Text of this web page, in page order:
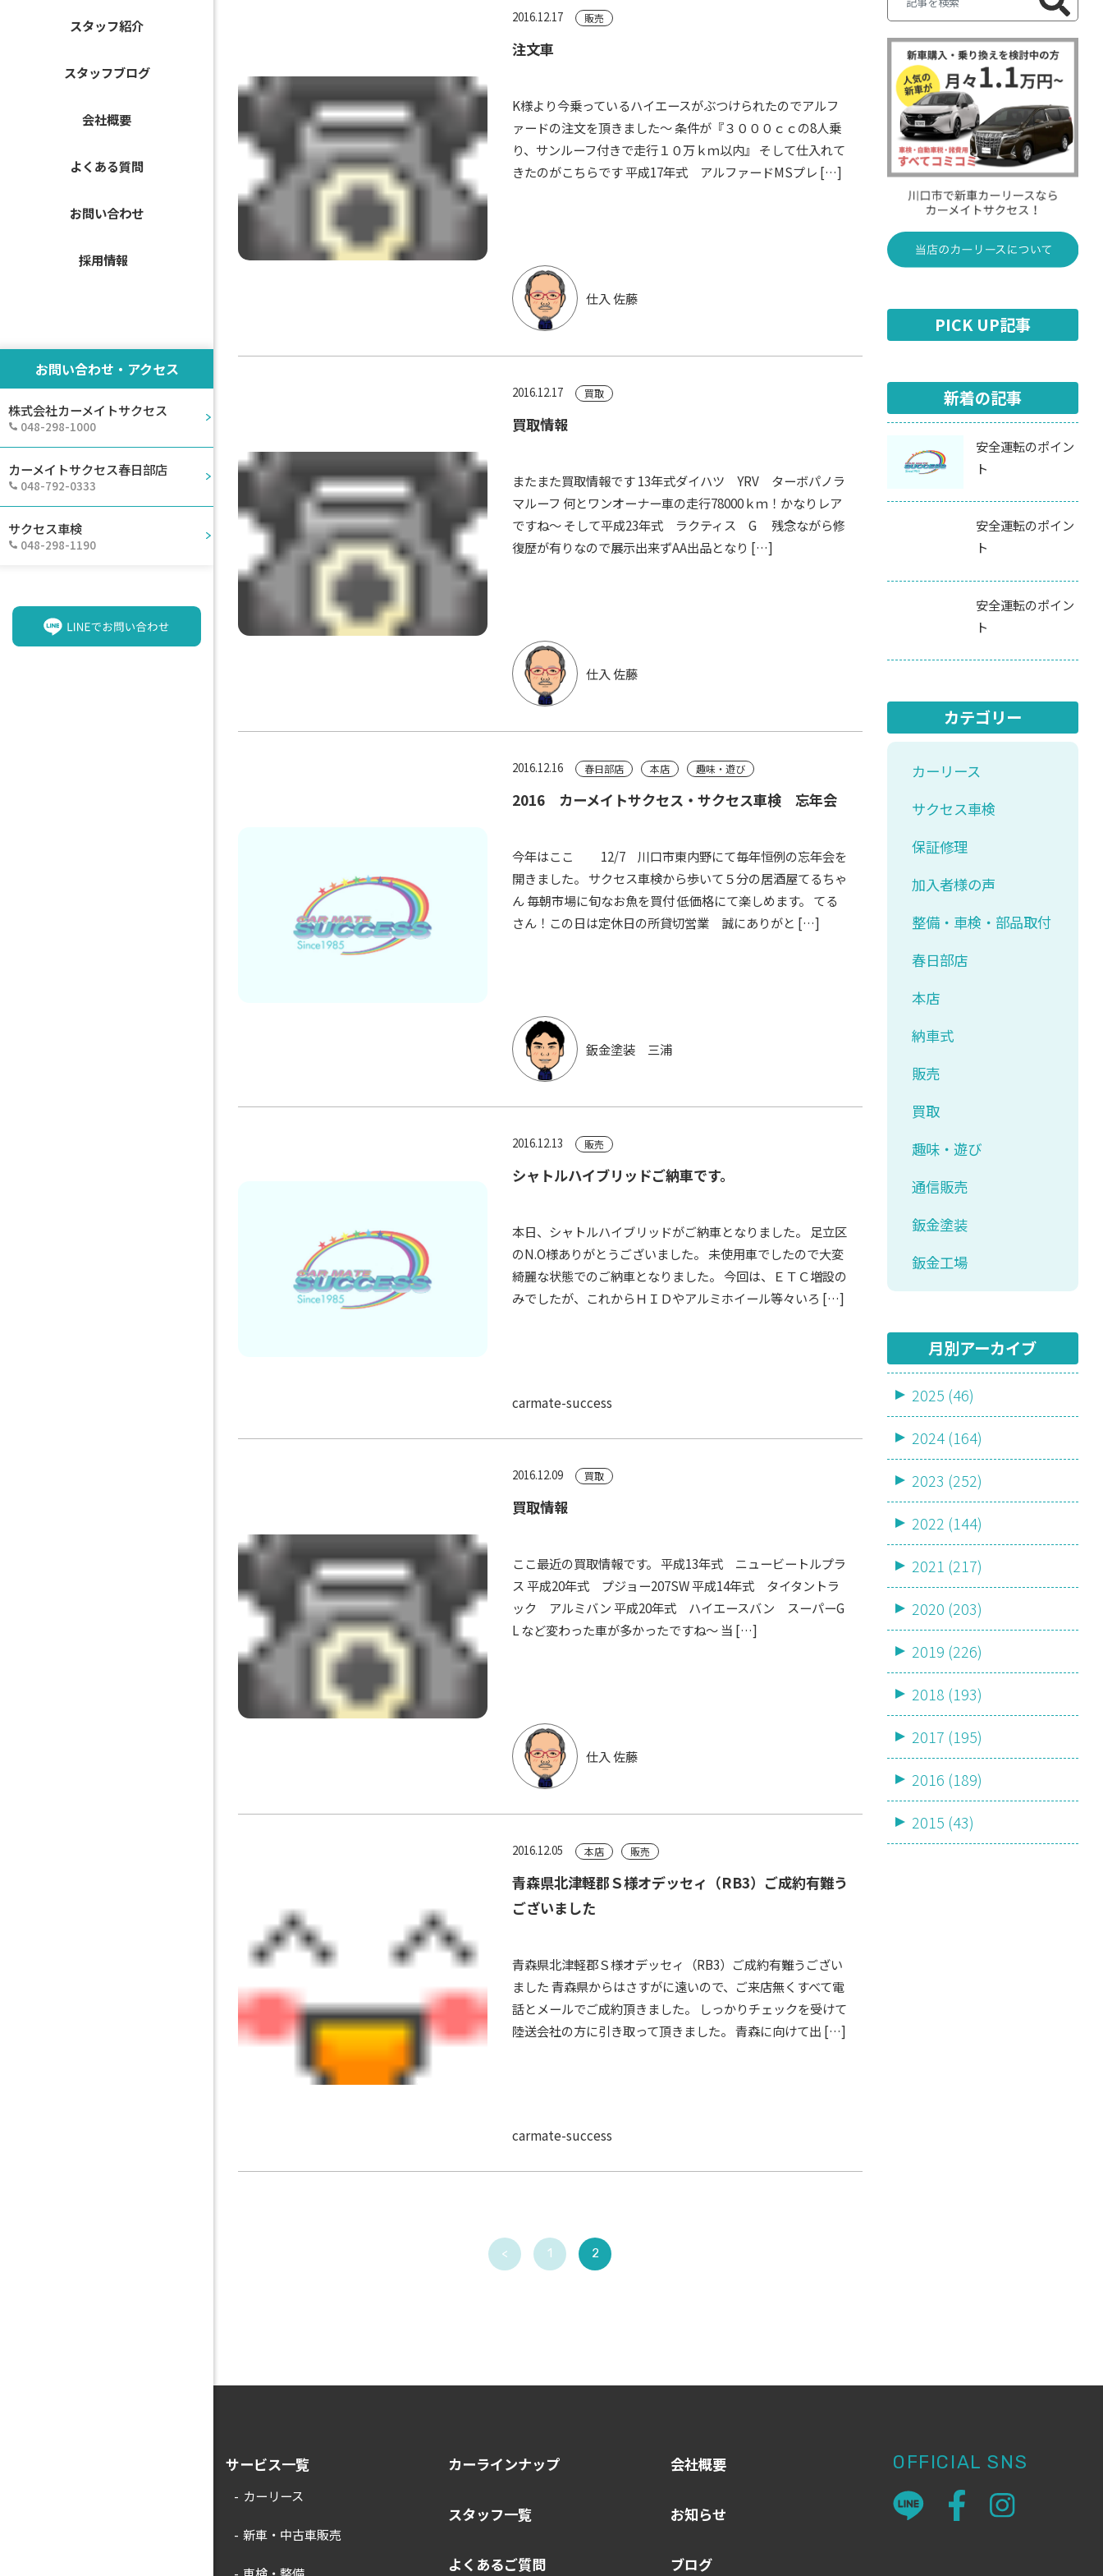
スタッフ紹介
スタッフブログ
会社概要
よくある質問
お問い合わせ
採用情報
お問い合わせ・アクセス
株式会社カーメイトサクセス
048-298-1000
カーメイトサクセス春日部店
048-792-0333
サクセス車検
048-298-1190
2016.12.17 販売
注文車
K様より今乗っているハイエースがぶつけられたのでアルフ
ァードの注文を頂きました～ 条件が『３０００ｃｃの8人乗
り、サンルーフ付きで走行１０万ｋｍ以内』 そして仕入れて
きたのがこちらです 平成17年式 アルファードMSプレ […]
仕入 佐藤
2016.12.17 買取
買取情報
またまた買取情報です 13年式ダイハツ YRV ターボパノラ
マルーフ 何とワンオーナー車の走行78000ｋｍ！かなりレア
ですね～ そして平成23年式 ラクティス G 残念ながら修
復歴が有りなので展示出来ずAA出品となり […]
仕入 佐藤
2016.12.16 春日部店 本店 趣味・遊び
2016 カーメイトサクセス・サクセス車検 忘年会
今年はここ 12/7 川口市東内野にて毎年恒例の忘年会を
開きました。 サクセス車検から歩いて５分の居酒屋てるちゃ
ん 毎朝市場に旬なお魚を買付 低価格にて楽しめます。 てる
さん！この日は定休日の所貸切営業 誠にありがと […]
鈑金塗装 三浦
2016.12.13 販売
シャトルハイブリッドご納車です。
本日、シャトルハイブリッドがご納車となりました。 足立区
のN.O様ありがとうございました。 未使用車でしたので大変
綺麗な状態でのご納車となりました。 今回は、ＥＴＣ増設の
みでしたが、これからＨＩＤやアルミホイール等々いろ […]
carmate-success
2016.12.09 買取
買取情報
ここ最近の買取情報です。 平成13年式 ニュービートルプラ
ス 平成20年式 プジョー207SW 平成14年式 タイタントラ
ック アルミバン 平成20年式 ハイエースバン スーパーG
L など変わった車が多かったですね～ 当 […]
仕入 佐藤
2016.12.05 本店 販売
青森県北津軽郡Ｓ様オデッセィ（RB3）ご成約有難う
ございました
青森県北津軽郡Ｓ様オデッセィ（RB3）ご成約有難うござい
ました 青森県からはさすがに遠いので、ご来店無くすべて電
話とメールでご成約頂きました。 しっかりチェックを受けて
陸送会社の方に引き取って頂きました。 青森に向けて出 […]
carmate-success
< 1 2
PICK UP記事
新着の記事
安全運転のポイン
ト
安全運転のポイン
ト
安全運転のポイン
ト
カテゴリー
カーリース
サクセス車検
保証修理
加入者様の声
整備・車検・部品取付
春日部店
本店
納車式
販売
買取
趣味・遊び
通信販売
鈑金塗装
鈑金工場
月別アーカイブ
2025 (46)
2024 (164)
2023 (252)
2022 (144)
2021 (217)
2020 (203)
2019 (226)
2018 (193)
2017 (195)
2016 (189)
2015 (43)
サービス一覧
カーリース
新車・中古車販売
カーラインナップ
スタッフ一覧
よくあるご質問
会社概要
お知らせ
ブログ
OFFICIAL SNS